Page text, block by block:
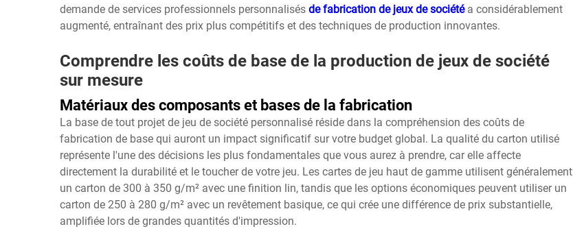
demande de services professionnels personnalisés de fabrication de jeux de société a considérablement
augmenté, entraînant des prix plus compétitifs et des techniques de production innovantes.
Comprendre les coûts de base de la production de jeux de société
sur mesure
Matériaux des composants et bases de la fabrication
La base de tout projet de jeu de société personnalisé réside dans la compréhension des coûts de
fabrication de base qui auront un impact significatif sur votre budget global. La qualité du carton utilisé
représente l'une des décisions les plus fondamentales que vous aurez à prendre, car elle affecte
directement la durabilité et le toucher de votre jeu. Les cartes de jeu haut de gamme utilisent généralement
un carton de 300 à 350 g/m² avec une finition lin, tandis que les options économiques peuvent utiliser un
carton de 250 à 280 g/m² avec un revêtement basique, ce qui crée une différence de prix substantielle,
amplifiée lors de grandes quantités d'impression.